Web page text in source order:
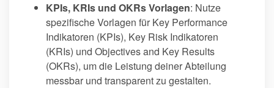
KPIs, KRIs und OKRs Vorlagen: Nutze
spezifische Vorlagen für Key Performance
Indikatoren (KPIs), Key Risk Indikatoren
(KRIs) und Objectives and Key Results
(OKRs), um die Leistung deiner Abteilung
messbar und transparent zu gestalten.